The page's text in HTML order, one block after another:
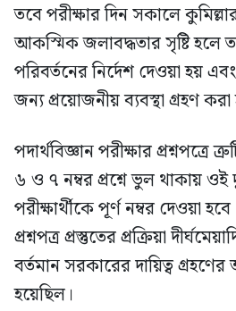
তবে পরীক্ষার দিন সকালে
আকস্মিক জলাবদ্ধতার সৃষ্টি হলে
পরিবর্তনের নির্দেশ দেওয়া হয় এবং
জন্য প্রয়োজনীয় ব্যবস্থা গ্রহণ করা
পদার্থবিজ্ঞান পরীক্ষার প্রশ্নপত্রে
৬ ও ৭ নম্বর প্রশ্নে ভুল থাকায় ওই
পরীক্ষার্থীকে পূর্ণ নম্বর দেওয়া
প্রশ্নপত্র প্রস্তুতের প্রক্রিয়া
বর্তমান সরকারের দায়িত্ব
হয়েছিল।